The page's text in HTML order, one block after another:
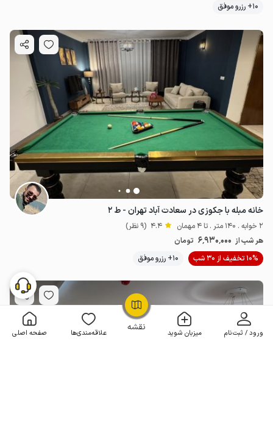
نقشه ورود / ثبت‌نام میزبان شوید علاقه‌مندی‌ها صفحه اصلی
OpenStreetMap
10+ رزرو موفق
خانه مبله با جکوزی در سعادت آباد تهران - ط ۲
2 خوابه . 140 متر . تا 4 مهمان 4.4 (9 نظر)
هر شب از 6٬930٬000 تومان
10% تخفیف از 30 شب
10+ رزرو موفق